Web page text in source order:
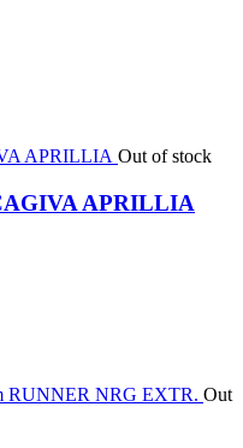
Out of stock
APRILLIA
Out